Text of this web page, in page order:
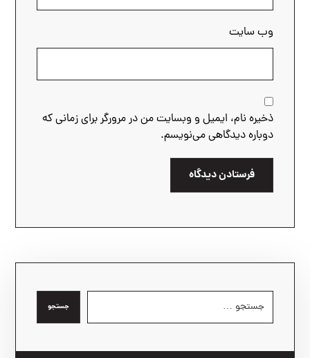
وب‌ سایت
ذخیره نام، ایمیل و وبسایت من در مرورگر برای زمانی که
دوباره دیدگاهی می‌نویسم.
فرستادن دیدگاه
جستجو